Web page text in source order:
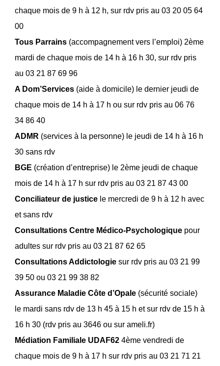
chaque mois de 9 h à 12 h, sur rdv pris au 03 20 05 64
00
Tous Parrains (accompagnement vers l’emploi) 2ème
mardi de chaque mois de 14 h à 16 h 30, sur rdv pris
au 03 21 87 69 96
A Dom’Services (aide à domicile) le dernier jeudi de
chaque mois de 14 h à 17 h ou sur rdv pris au 06 76
34 86 40
ADMR (services à la personne) le jeudi de 14 h à 16 h
30 sans rdv
BGE (création d’entreprise) le 2ème jeudi de chaque
mois de 14 h à 17 h sur rdv pris au 03 21 87 43 00
Conciliateur de justice le mercredi de 9 h à 12 h avec
et sans rdv
Consultations Centre Médico-Psychologique pour
adultes sur rdv pris au 03 21 87 62 65
Consultations Addictologie sur rdv pris au 03 21 99
39 50 ou 03 21 99 38 82
Assurance Maladie Côte d’Opale (sécurité sociale)
le mardi sans rdv de 13 h 45 à 15 h et sur rdv de 15 h à
16 h 30 (rdv pris au 3646 ou sur ameli.fr)
Médiation Familiale UDAF62 4ème vendredi de
chaque mois de 9 h à 17 h sur rdv pris au 03 21 71 21